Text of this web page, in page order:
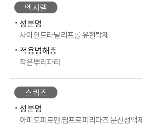
엑시렐
성분명
사이안트라닐리프롤 유현탁제
적용병해충
작은뿌리파리
스퀴즈
성분명
아피도피로펜.딤프로피리다즈 분산성액제